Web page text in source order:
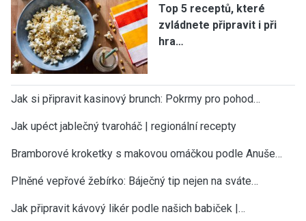
Top 5 receptů, které
zvládnete připravit i při
hra…
Jak si připravit kasinový brunch: Pokrmy pro pohod…
Jak upéct jablečný tvaroháč | regionální recepty
Bramborové kroketky s makovou omáčkou podle Anuše…
Plněné vepřové žebírko: Báječný tip nejen na sváte…
Jak připravit kávový likér podle našich babiček |…